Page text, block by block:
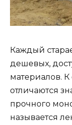
Каждый
дешевых,
материалов.
отличаются
прочного
называется